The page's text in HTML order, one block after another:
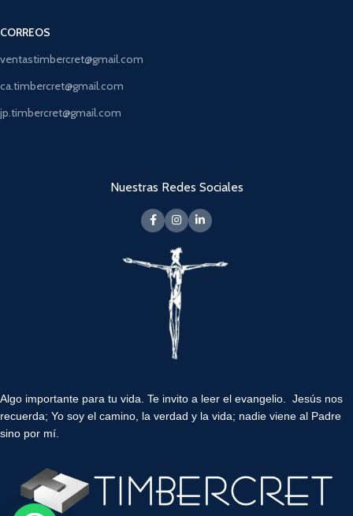
CORREOS
ventastimbercret@gmail.com
ca.timbercret@gmail.com
jp.timbercret@gmail.com
Nuestras Redes Sociales
Algo importante para tu vida. Te invito a leer el evangelio. Jesús nos
recuerda; Yo soy el camino, la verdad y la vida; nadie viene al Padre
sino por mí.